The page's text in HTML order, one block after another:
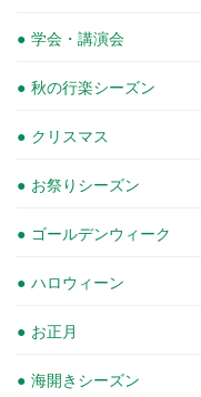
学会・講演会
秋の行楽シーズン
クリスマス
お祭りシーズン
ゴールデンウィーク
ハロウィーン
お正月
海開きシーズン